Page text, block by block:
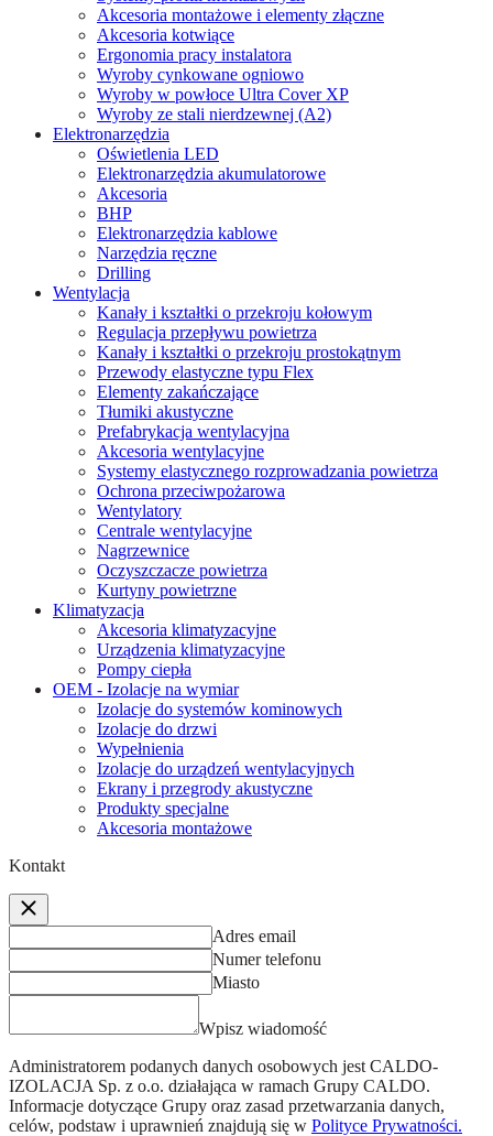
Akcesoria montażowe i elementy złączne
Akcesoria kotwiące
Ergonomia pracy instalatora
Wyroby cynkowane ogniowo
Wyroby w powłoce Ultra Cover XP
Wyroby ze stali nierdzewnej (A2)
Elektronarzędzia
Oświetlenia LED
Elektronarzędzia akumulatorowe
Akcesoria
BHP
Elektronarzędzia kablowe
Narzędzia ręczne
Drilling
Wentylacja
Kanały i kształtki o przekroju kołowym
Regulacja przepływu powietrza
Kanały i kształtki o przekroju prostokątnym
Przewody elastyczne typu Flex
Elementy zakańczające
Tłumiki akustyczne
Prefabrykacja wentylacyjna
Akcesoria wentylacyjne
Systemy elastycznego rozprowadzania powietrza
Ochrona przeciwpożarowa
Wentylatory
Centrale wentylacyjne
Nagrzewnice
Oczyszczacze powietrza
Kurtyny powietrzne
Klimatyzacja
Akcesoria klimatyzacyjne
Urządzenia klimatyzacyjne
Pompy ciepła
OEM - Izolacje na wymiar
Izolacje do systemów kominowych
Izolacje do drzwi
Wypełnienia
Izolacje do urządzeń wentylacyjnych
Ekrany i przegrody akustyczne
Produkty specjalne
Akcesoria montażowe
Kontakt
Adres email
Numer telefonu
Miasto
Wpisz wiadomość
Administratorem podanych danych osobowych jest CALDO-
IZOLACJA Sp. z o.o. działająca w ramach Grupy CALDO.
Informacje dotyczące Grupy oraz zasad przetwarzania danych,
celów, podstaw i uprawnień znajdują się w Polityce Prywatności.